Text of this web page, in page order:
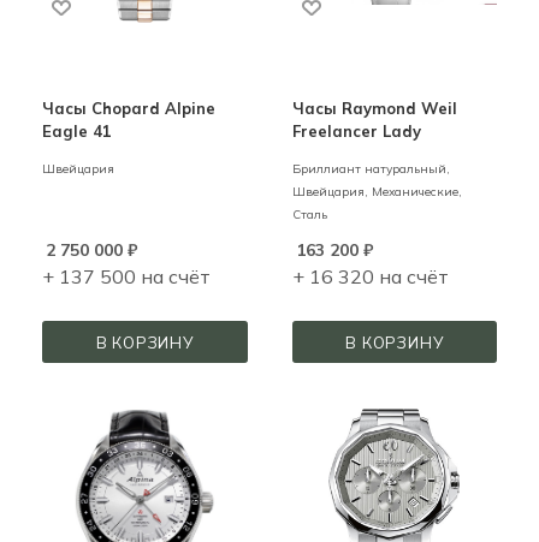
Часы Chopard Alpine
Eagle 41
Швейцария
2 750 000 ₽
+ 137 500 на счёт
В КОРЗИНУ
Часы Raymond Weil
Freelancer Lady
Бриллиант натуральный,
Швейцария, Механические,
Сталь
163 200₽
+ 16 320 на счёт
В КОРЗИНУ